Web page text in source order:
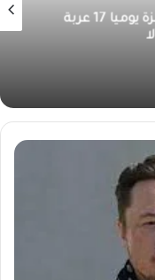
غزة بسبب تدهور